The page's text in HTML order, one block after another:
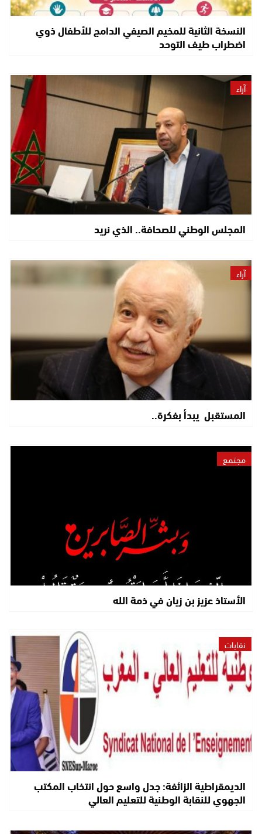
النسخة الثانية للمخيم الصيفي الدامج للأطفال ذوي
اضطراب طيف التوحد
آراء
المجلس الوطني للصحافة.. الذي نريد
آراء
المستقبل يبدأ بفكرة..
مجتمع
الأستاذ عزيز بن زيان في ذمة الله
نقابات
الديمقراطية الزائفة: جدل واسع حول انتخاب المكتب
الجهوي للنقابة الوطنية للتعليم العالي